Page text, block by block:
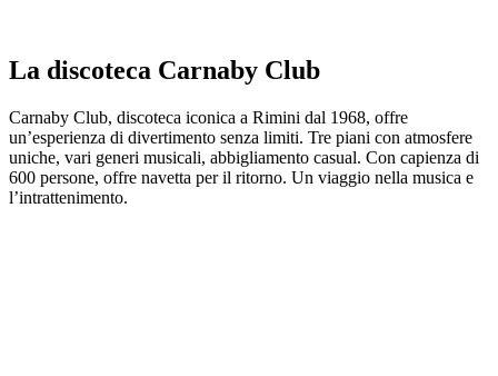
La discoteca Carnaby Club
Carnaby Club, discoteca iconica a Rimini dal 1968, offre
un’esperienza di divertimento senza limiti. Tre piani con atmosfere
uniche, vari generi musicali, abbigliamento casual. Con capienza di
600 persone, offre navetta per il ritorno. Un viaggio nella musica e
l’intrattenimento.